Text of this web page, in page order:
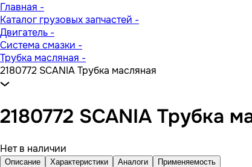
Главная -
Каталог грузовых запчастей -
Двигатель -
Система смазки -
Трубка масляная -
2180772 SCANIA Трубка масляная
2180772 SCANIA Трубка
Нет в наличии
Описание Характеристики Аналоги Применяемость